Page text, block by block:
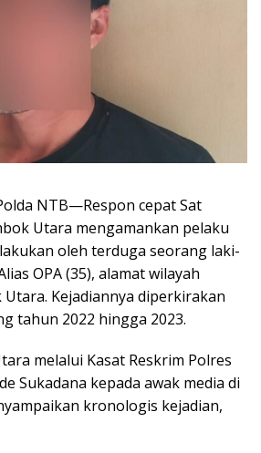
NTB—Respon cepat Sat
Utara mengamankan pelaku
oleh terduga seorang laki-
OPA (35), alamat wilayah
Kejadiannya diperkirakan
tahun 2022 hingga 2023.
melalui Kasat Reskrim Polres
Sukadana kepada awak media di
kronologis kejadian,